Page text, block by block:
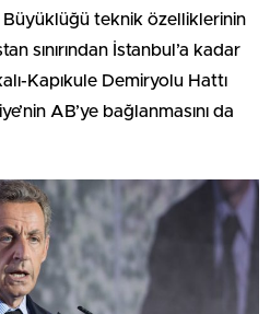
Büyüklüğü teknik özelliklerinin
sınırından İstanbul’a kadar
Kapıkule Demiryolu Hattı
AB’ye bağlanmasını da